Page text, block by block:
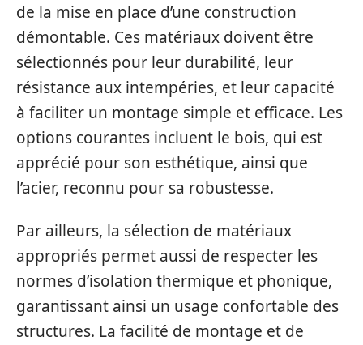
de la mise en place d’une construction
démontable. Ces matériaux doivent être
sélectionnés pour leur durabilité, leur
résistance aux intempéries, et leur capacité
à faciliter un montage simple et efficace. Les
options courantes incluent le bois, qui est
apprécié pour son esthétique, ainsi que
l’acier, reconnu pour sa robustesse.
Par ailleurs, la sélection de matériaux
appropriés permet aussi de respecter les
normes d’isolation thermique et phonique,
garantissant ainsi un usage confortable des
structures. La facilité de montage et de